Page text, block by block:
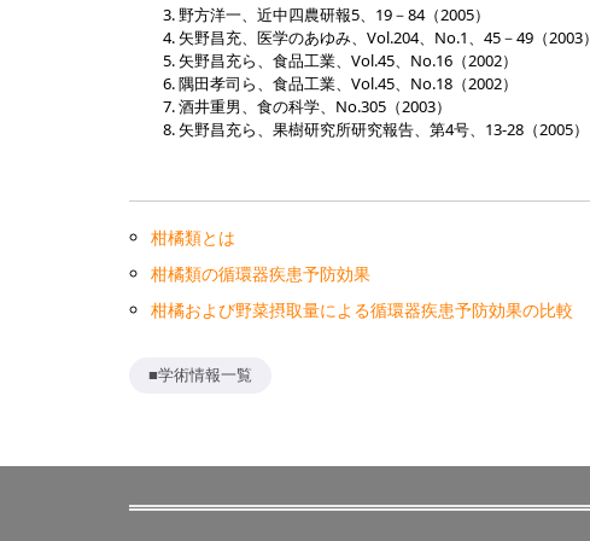
野方洋一、近中四農研報5、19－84（2005）
矢野昌充、医学のあゆみ、Vol.204、No.1、45－49（2003）
矢野昌充ら、食品工業、Vol.45、No.16（2002）
隅田孝司ら、食品工業、Vol.45、No.18（2002）
酒井重男、食の科学、No.305（2003）
矢野昌充ら、果樹研究所研究報告、第4号、13-28（2005）
柑橘類とは
柑橘類の循環器疾患予防効果
柑橘および野菜摂取量による循環器疾患予防効果の比較
■学術情報一覧